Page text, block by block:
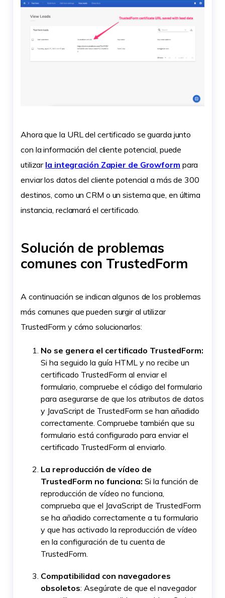
Ahora que la URL del certificado se guarda junto
con la información del cliente potencial, puede
utilizar la integración Zapier de Growform para
enviar los datos del cliente potencial a más de 300
destinos, como un CRM o un sistema que, en última
instancia, reclamará el certificado.
Solución de problemas
comunes con TrustedForm
A continuación se indican algunos de los problemas
más comunes que pueden surgir al utilizar
TrustedForm y cómo solucionarlos:
No se genera el certificado TrustedForm:
Si ha seguido la guía HTML y no recibe un
certificado TrustedForm al enviar el
formulario, compruebe el código del formulario
para asegurarse de que los atributos de datos
y JavaScript de TrustedForm se han añadido
correctamente. Compruebe también que su
formulario está configurado para enviar el
certificado TrustedForm al enviarlo.
La reproducción de vídeo de
TrustedForm no funciona: Si la función de
reproducción de vídeo no funciona,
comprueba que el JavaScript de TrustedForm
se ha añadido correctamente a tu formulario
y que has activado la reproducción de vídeo
en la configuración de tu cuenta de
TrustedForm.
Compatibilidad con navegadores
obsoletos: Asegúrate de que el navegador